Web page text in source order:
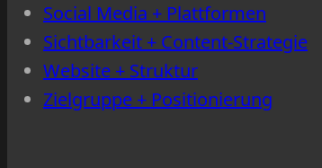
Social Media + Plattformen
Sichtbarkeit + Content-Strategie
Website + Struktur
Zielgruppe + Positionierung